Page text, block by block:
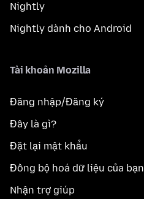
Nightly
Nightly dành cho Android
Tài khoản Mozilla
Đăng nhập/Đăng ký
Đây là gì?
Đặt lại mật khẩu
Đồng bộ hoá dữ liệu của bạn
Nhận trợ giúp